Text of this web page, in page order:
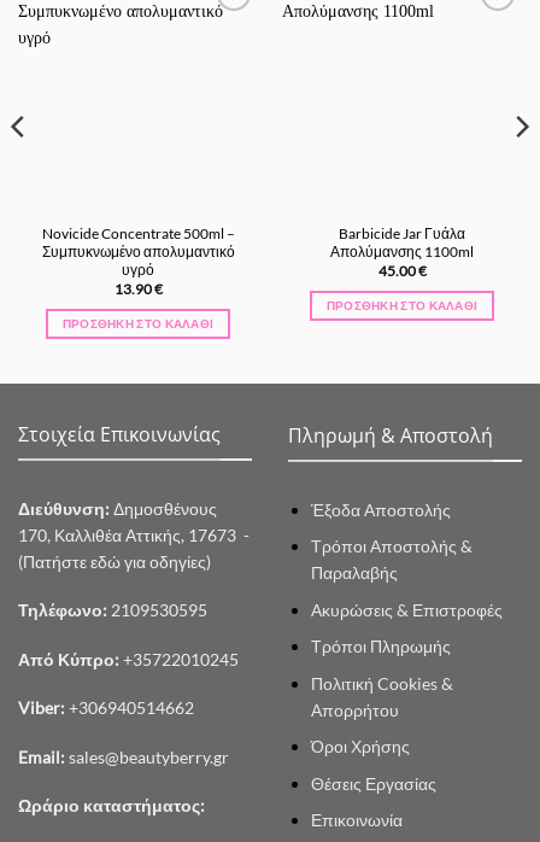
Novicide Concentrate 500ml –
Συμπυκνωμένο απολυμαντικό
υγρό
13.90€
ΠΡΟΣΘΉΚΗ ΣΤΟ ΚΑΛΆΘΙ
Barbicide Jar Γυάλα
Απολύμανσης 1100ml
45.00€
ΠΡΟΣΘΉΚΗ ΣΤΟ ΚΑΛΆΘΙ
Στοιχεία Επικοινωνίας
Διεύθυνση: Δημοσθένους
170, Καλλιθέα Αττικής, 17673 -
(Πατήστε εδώ για οδηγίες)
Τηλέφωνο: 2109530595
Από Κύπρο: +35722010245
Viber: +306940514662
Email: sales@beautyberry.gr
Ωράριο καταστήματος:
Πληρωμή & Αποστολή
Έξοδα Αποστολής
Τρόποι Αποστολής &
Παραλαβής
Ακυρώσεις & Επιστροφές
Τρόποι Πληρωμής
Πολιτική Cookies &
Απορρήτου
Όροι Χρήσης
Θέσεις Εργασίας
Επικοινωνία